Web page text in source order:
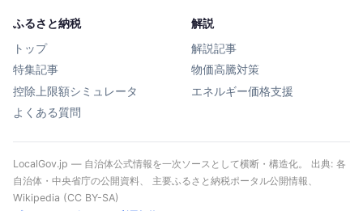
ふるさと納税
トップ
特集記事
控除上限額シミュレータ
よくある質問
解説
解説記事
物価高騰対策
エネルギー価格支援
LocalGov.jp — 自治体公式情報を一次ソースとして横断・構造化。 出典: 各
自治体・中央省庁の公開資料、 主要ふるさと納税ポータル公開情報、
Wikipedia (CC BY-SA)